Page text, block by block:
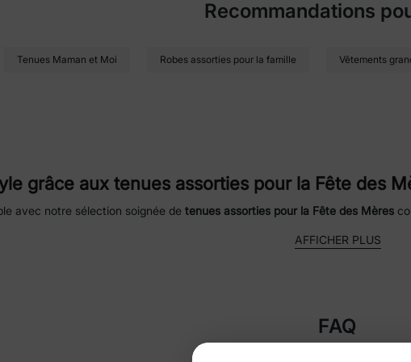
Recommandations
Tenues Maman et Moi Robes assorties pour la famille Vêtements
grâce aux tenues assorties pour la Fête des
avec notre sélection soignée de tenues assorties pour la Fête des Mères
extensibles assurent un port toute la journée — que vous alliez à l’
coupes flatteuses, ces pièces sont parfaites pour des célébrations
relax offrent l’idéal pour tout, d’un matin cosy à unbrunchanimé en
AFFICHER PLUS
FAQ